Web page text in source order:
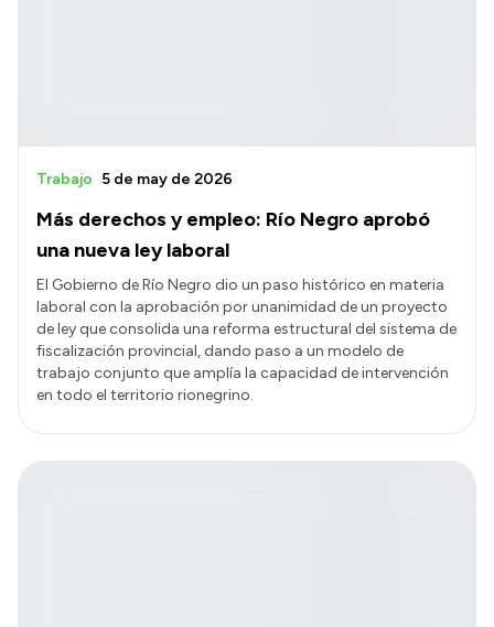
Más derechos y empleo: Río Negro aprobó
una nueva ley laboral
Trabajo 5 de may de 2026
El Gobierno de Río Negro dio un paso histórico en materia
laboral con la aprobación por unanimidad de un proyecto
de ley que consolida una reforma estructural del sistema de
fiscalización provincial, dando paso a un modelo de
trabajo conjunto que amplía la capacidad de intervención
en todo el territorio rionegrino.